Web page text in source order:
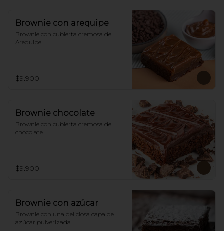
Brownie con arequipe
Brownie con cubierta cremosa de
Arequipe
$9.900
Brownie chocolate
Brownie con cubierta cremosa de
chocolate.
$9.900
Brownie con azúcar
Brownie con una deliciosa capa de
azúcar pulverizada